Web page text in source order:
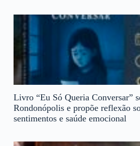
Livro “Eu Só Queria Conversar”
Rondonópolis e propõe reflexão
sentimentos e saúde emocional